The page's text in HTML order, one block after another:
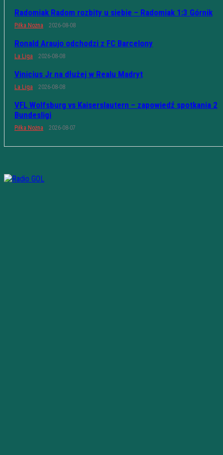
Radomiak Radom rozbity u siebie – Radomiak 1:3 Górnik
Piłka Nożna 2026-08-08
Ronald Araujo odchodzi z FC Barcelony
La Liga 2026-08-08
Vinicius Jr na dłużej w Realu Madryt
La Liga 2026-08-08
VFL Wolfsburg vs Kaiserslautern – zapowiedź spotkania 2
Bundesligi
Piłka Nożna 2026-08-07